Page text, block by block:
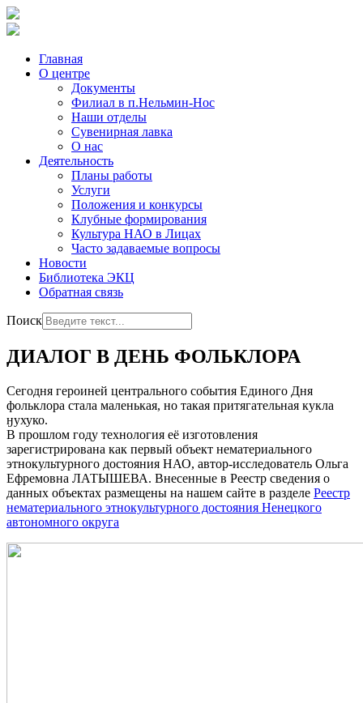
Главная
О центре
Документы
Филиал в п.Нельмин-Нос
Наши отделы
Сувенирная лавка
О нас
Деятельность
Планы работы
Услуги
Положения и конкурсы
Клубные формирования
Культура НАО в Лицах
Часто задаваемые вопросы
Новости
Библиотека ЭКЦ
Обратная связь
Поиск
ДИАЛОГ В ДЕНЬ ФОЛЬКЛОРА
Сегодня героиней центрального события Единого Дня
фольклора стала маленькая, но такая притягательная кукла
ӈухуко.
В прошлом году технология её изготовления
зарегистрирована как первый объект нематериального
этнокультурного достояния НАО, автор-исследователь Ольга
Ефремовна ЛАТЫШЕВА. Внесенные в Реестр сведения о
данных объектах размещены на нашем сайте в разделе Реестр
нематериального этнокультурного достояния Ненецкого
автономного округа